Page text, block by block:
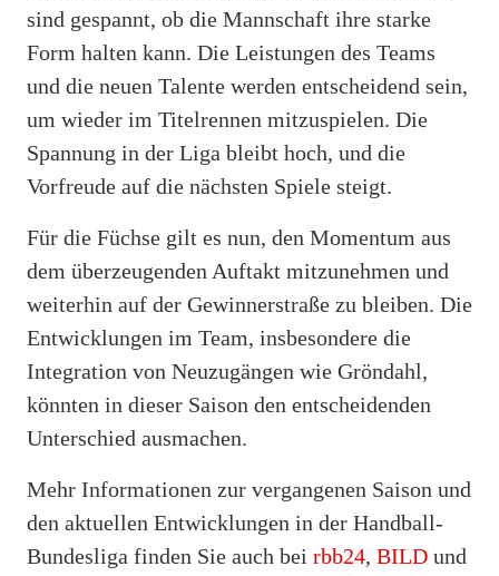
sind gespannt, ob die Mannschaft ihre starke
Form halten kann. Die Leistungen des Teams
und die neuen Talente werden entscheidend sein,
um wieder im Titelrennen mitzuspielen. Die
Spannung in der Liga bleibt hoch, und die
Vorfreude auf die nächsten Spiele steigt.
Für die Füchse gilt es nun, den Momentum aus
dem überzeugenden Auftakt mitzunehmen und
weiterhin auf der Gewinnerstraße zu bleiben. Die
Entwicklungen im Team, insbesondere die
Integration von Neuzugängen wie Gröndahl,
könnten in dieser Saison den entscheidenden
Unterschied ausmachen.
Mehr Informationen zur vergangenen Saison und
den aktuellen Entwicklungen in der Handball-
Bundesliga finden Sie auch bei rbb24, BILD und